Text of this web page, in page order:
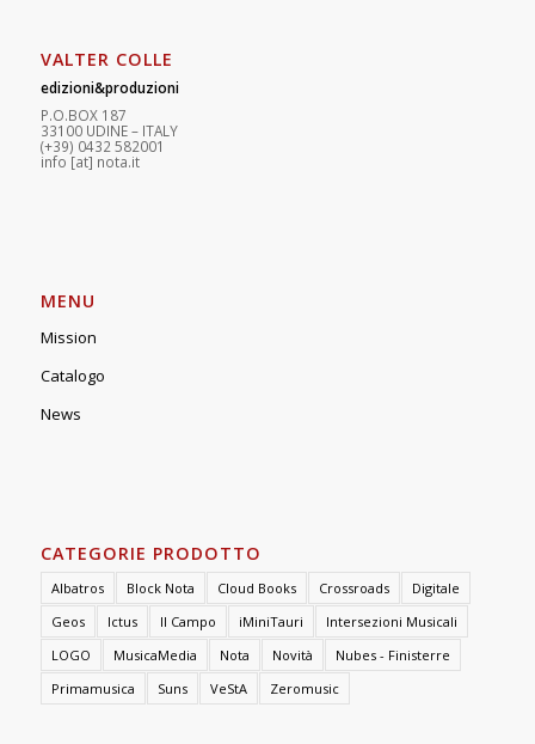
VALTER COLLE
edizioni&produzioni
P.O.BOX 187
33100 UDINE – ITALY
(+39) 0432 582001
info [at] nota.it
MENU
Mission
Catalogo
News
CATEGORIE PRODOTTO
Albatros Block Nota Cloud Books Crossroads
Digitale
Geos
Ictus Il Campo iMiniTauri
Intersezioni Musicali
LOGO
MusicaMedia Nota Novità
Nubes - Finisterre
Primamusica
Suns VeStA Zeromusic